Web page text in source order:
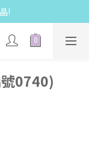
!
號0740)